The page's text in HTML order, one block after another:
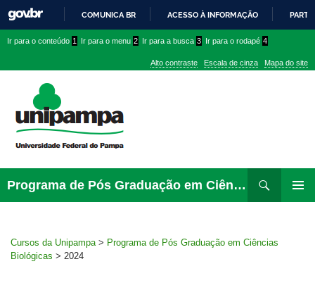
PARA
CONTEÚDO
COMUNICA BR ACESSO À INFORMAÇÃO
conteúdo
menu
superior
menu
Ir para o conteúdo 1 Ir para o menu 2 Ir para a busca 3 Ir para o rodapé 4
Alto contraste Escala de cinza Mapa do site
Programa de Pós Graduação em Ciências Biológicas
para
Cursos da Unipampa > Programa de Pós Graduação em Ciências
Biológicas > 2024